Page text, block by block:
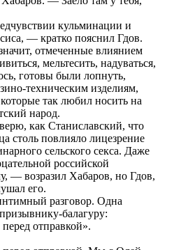
кульминации и
— кратко пояснил Гдов.
отмеченные влиянием
мельтесить, надуваться,
готовы были лопнуть,
техническим изделиям,
так любил носить на
народ.
как Станиславский, что
столь повлияло лицезрение
сельского секса. Даже
российской
— возразил Хабаров, но Гдов,
его.
разговор. Одна
балагуру:
отправкой».